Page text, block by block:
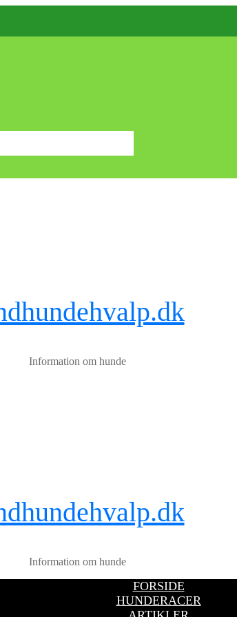
Information om hunde
Information om hunde
FORSIDE
HUNDERACER